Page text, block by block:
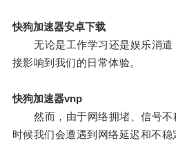
快狗加速器安卓下载
无论是工作学习还是娱乐消遣
接影响到我们的日常体验。
快狗加速器vnp
然而，由于网络拥堵、信号不
时候我们会遭遇到网络延迟和不稳